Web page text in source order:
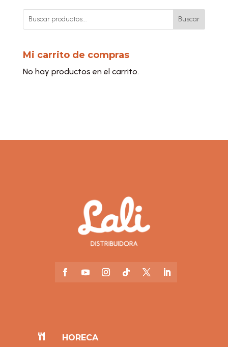
Buscar
Mi carrito de compras
No hay productos en el carrito.

HORECA